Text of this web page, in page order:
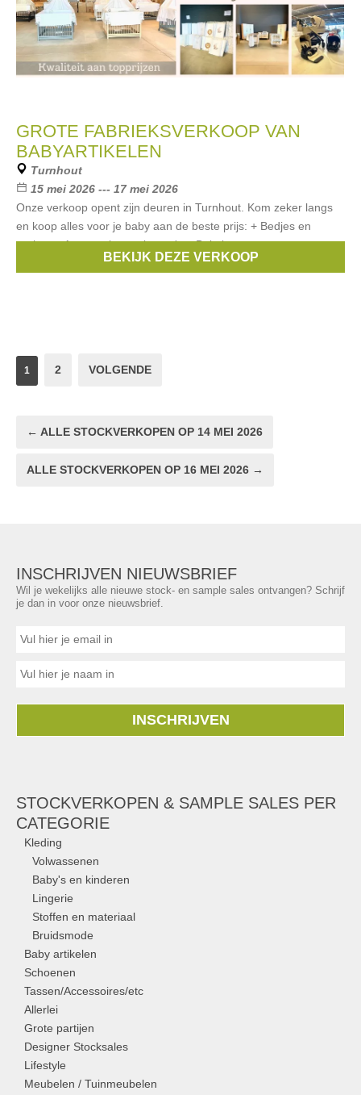
GROTE FABRIEKSVERKOOP VAN
BABYARTIKELEN
Turnhout
15 mei 2026 --- 17 mei 2026
Onze verkoop opent zijn deuren in Turnhout. Kom zeker langs
en koop alles voor je baby aan de beste prijs: + Bedjes en
parken + Autostoelen en buggy's + Babykamers +
Verzorgingskussens, badjes,BEKIJK DEZE VERKOOP
1 2 VOLGENDE
← ALLE STOCKVERKOPEN OP 14 MEI 2026
ALLE STOCKVERKOPEN OP 16 MEI 2026 →
INSCHRIJVEN NIEUWSBRIEF
Wil je wekelijks alle nieuwe stock- en sample sales ontvangen? Schrijf
je dan in voor onze nieuwsbrief.
INSCHRIJVEN
STOCKVERKOPEN & SAMPLE SALES PER
CATEGORIE
Kleding
Volwassenen
Baby's en kinderen
Lingerie
Stoffen en materiaal
Bruidsmode
Baby artikelen
Schoenen
Tassen/Accessoires/etc
Allerlei
Grote partijen
Designer Stocksales
Lifestyle
Meubelen / Tuinmeubelen